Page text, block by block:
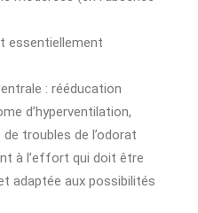
essentiellement
: rééducation
d’hyperventilation,
troubles de l’odorat
à l’effort qui doit être
adaptée aux possibilités